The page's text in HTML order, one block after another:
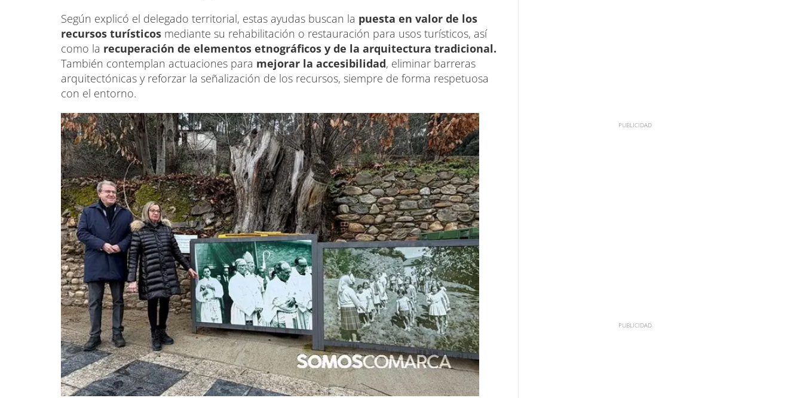
Según explicó el delegado territorial, estas ayudas buscan la puesta en valor de los
recursos turísticos mediante su rehabilitación o restauración para usos turísticos, así
como la recuperación de elementos etnográficos y de la arquitectura tradicional.
También contemplan actuaciones para mejorar la accesibilidad, eliminar barreras
arquitectónicas y reforzar la señalización de los recursos, siempre de forma respetuosa
con el entorno.